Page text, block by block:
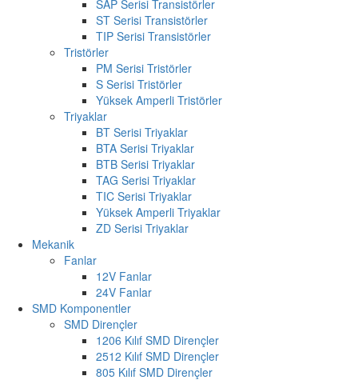
SAP Serisi Transistörler
ST Serisi Transistörler
TIP Serisi Transistörler
Tristörler
PM Serisi Tristörler
S Serisi Tristörler
Yüksek Amperli Tristörler
Triyaklar
BT Serisi Triyaklar
BTA Serisi Triyaklar
BTB Serisi Triyaklar
TAG Serisi Triyaklar
TIC Serisi Triyaklar
Yüksek Amperli Triyaklar
ZD Serisi Triyaklar
Mekanik
Fanlar
12V Fanlar
24V Fanlar
SMD Komponentler
SMD Dirençler
1206 Kılıf SMD Dirençler
2512 Kılıf SMD Dirençler
805 Kılıf SMD Dirençler